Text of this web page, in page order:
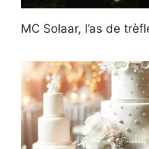
MC Solaar, l’as de